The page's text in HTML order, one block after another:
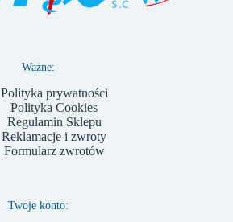
Ważne:
Polityka prywatności
Polityka Cookies
Regulamin Sklepu
Reklamacje i zwroty
Formularz zwrotów
Twoje konto: